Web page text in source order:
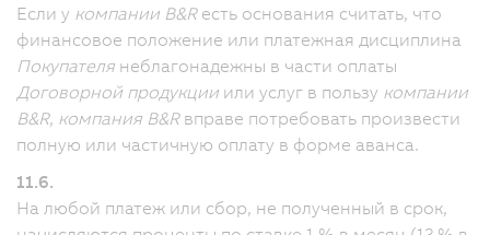
Если у компании B&Rесть основания считать, что
финансовое положение или платежная дисциплина
Покупателя неблагонадежны в части оплаты
Договорной продукции или услуг в пользу компании
B&R, компания B&Rвправе потребовать произвести
полную или частичную оплату в форме аванса.
11.6.
На любой платеж или сбор, не полученный в срок,